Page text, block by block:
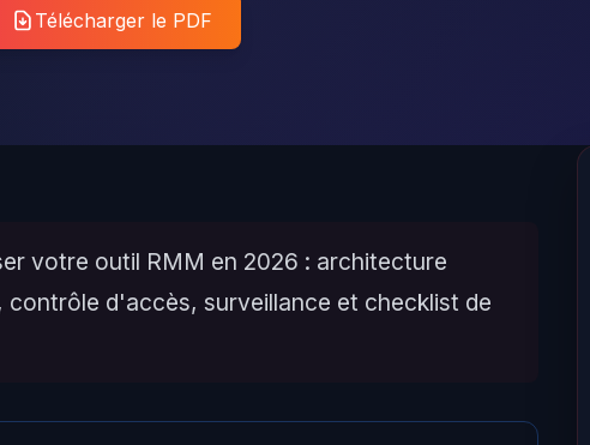
Télécharger le PDF
votre outil RMM en 2026 : architecture
d'accès, surveillance et checklist de